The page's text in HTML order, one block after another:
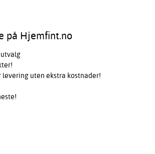
på Hjemfint.no
levering uten ekstra kostnader!